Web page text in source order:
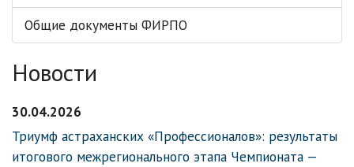
Общие документы ФИРПО
Новости
30.04.2026
Триумф астраханских «Профессионалов»: результаты
итогового межрегионального этапа Чемпионата —